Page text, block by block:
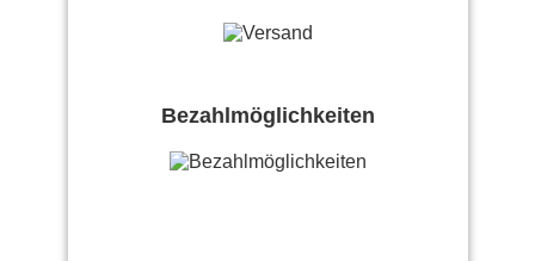
Bezahlmöglichkeiten